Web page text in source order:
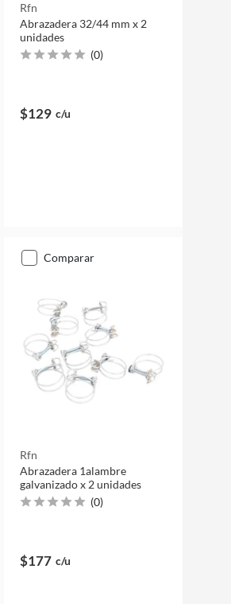
Rfn
Abrazadera 32/44 mm x 2
unidades
(0)
$129 c/u
comparar
Rfn
Abrazadera 1alambre
galvanizado x 2 unidades
(0)
$177 c/u